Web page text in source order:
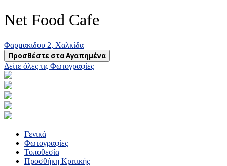
Net Food Cafe
Φαρμακιδου 2, Xαλκίδα
Προσθέστε στα Αγαπημένα
Δείτε όλες τις Φωτογραφίες
Γενικά
Φωτογραφίες
Τοποθεσία
Προσθήκη Κριτικής